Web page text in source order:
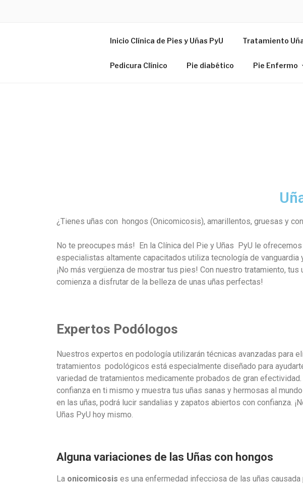
Inicio Clínica de Pies y Uñas PyU Tratamiento
Pedicura Clínico Pie diabético Pie Enfermo
¿Tienes uñas con hongos (Onicomicosis), amarillentos, gruesas y
No te preocupes más! En la Clínica del Pie y Uñas PyU le
especialistas altamente capacitados utiliza tecnología de
¡No más vergüenza de mostrar tus pies! Con nuestro tratamiento,
comienza a disfrutar de la belleza de unas uñas perfectas!
Expertos Podólogos
Nuestros expertos en podología utilizarán técnicas avanzadas para
tratamientos podológicos está especialmente diseñado para
variedad de tratamientos medicamente probados de gran
confianza en ti mismo y muestra tus uñas sanas y hermosas al
en las uñas, podrá lucir sandalias y zapatos abiertos con confianza.
Uñas PyU hoy mismo.
Alguna variaciones de las Uñas con hongos
La onicomicosis es una enfermedad infecciosa de las uñas